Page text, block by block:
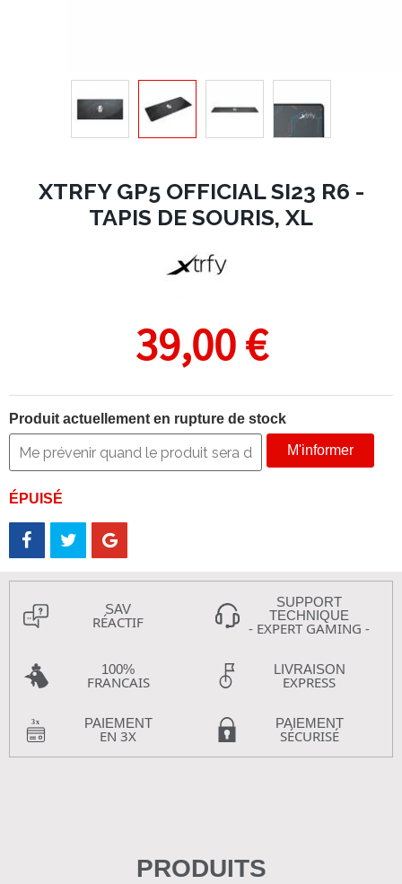
XTRFY GP5 OFFICIAL SI23 R6 -
TAPIS DE SOURIS, XL
39,00 €
Produit actuellement en rupture de stock
M'informer
ÉPUISÉ
SAV
RÉACTIF
SUPPORT
TECHNIQUE
- EXPERT GAMING -
100%
FRANCAIS
LIVRAISON
EXPRESS
PAIEMENT
EN 3X
PAIEMENT
SÉCURISÉ
PRODUITS